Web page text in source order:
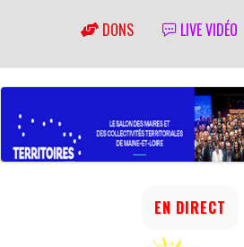
DONS LIVE VIDÉO
EN DIRECT